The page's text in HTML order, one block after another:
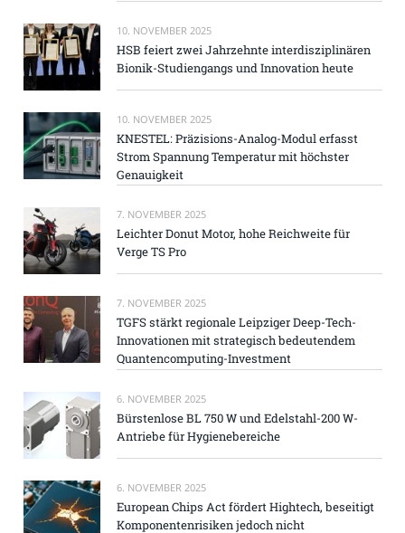
10. NOVEMBER 2025
HSB feiert zwei Jahrzehnte interdisziplinären
Bionik-Studiengangs und Innovation heute
10. NOVEMBER 2025
KNESTEL: Präzisions-Analog-Modul erfasst
Strom Spannung Temperatur mit höchster
Genauigkeit
7. NOVEMBER 2025
Leichter Donut Motor, hohe Reichweite für
Verge TS Pro
7. NOVEMBER 2025
TGFS stärkt regionale Leipziger Deep-Tech-
Innovationen mit strategisch bedeutendem
Quantencomputing-Investment
6. NOVEMBER 2025
Bürstenlose BL 750 W und Edelstahl-200 W-
Antriebe für Hygienebereiche
6. NOVEMBER 2025
European Chips Act fördert Hightech, beseitigt
Komponentenrisiken jedoch nicht